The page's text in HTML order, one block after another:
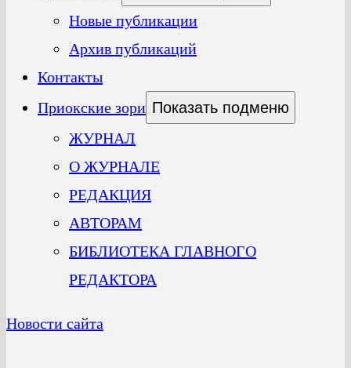
Новые публикации
Архив публикаций
Контакты
Приокские зори Показать подменю
ЖУРНАЛ
О ЖУРНАЛЕ
РЕДАКЦИЯ
АВТОРАМ
БИБЛИОТЕКА ГЛАВНОГО
РЕДАКТОРА
Новости сайта